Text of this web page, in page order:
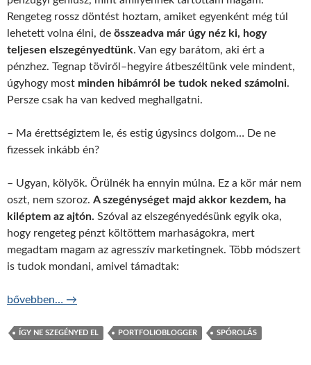
Rengeteg rossz döntést hoztam, amiket egyenként még túl
lehetett volna élni, de összeadva már úgy néz ki, hogy
teljesen elszegényedtünk. Van egy barátom, aki ért a
pénzhez. Tegnap töviről–hegyire átbeszéltünk vele mindent,
úgyhogy most minden hibámról be tudok neked számolni.
Persze csak ha van kedved meghallgatni.
– Ma érettségiztem le, és estig úgysincs dolgom… De ne
fizessek inkább én?
– Ugyan, kölyök. Örülnék ha ennyin múlna. Ez a kör már nem
oszt, nem szoroz. A szegénységet majd akkor kezdem, ha
kiléptem az ajtón. Szóval az elszegényedésünk egyik oka,
hogy rengeteg pénzt költöttem marhaságokra, mert
megadtam magam az agresszív marketingnek. Több módszert
is tudok mondani, amivel támadtak:
Így (se) szegényedj el!
bővebben… →
ÍGY NE SZEGÉNYED EL PORTFOLIOBLOGGER SPÓROLÁS